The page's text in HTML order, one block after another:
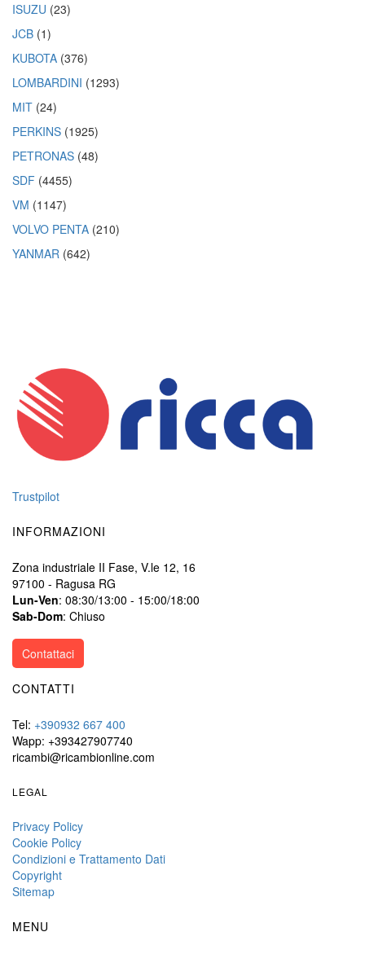
ISUZU (23)
JCB (1)
KUBOTA (376)
LOMBARDINI (1293)
MIT (24)
PERKINS (1925)
PETRONAS (48)
SDF (4455)
VM (1147)
VOLVO PENTA (210)
YANMAR (642)
Trustpilot
INFORMAZIONI
Zona industriale II Fase, V.le 12, 16
97100 - Ragusa RG
Lun-Ven: 08:30/13:00 - 15:00/18:00
Sab-Dom: Chiuso
Contattaci
CONTATTI
Tel: +390932 667 400
Wapp: +393427907740
ricambi@ricambionline.com
LEGAL
Privacy Policy
Cookie Policy
Condizioni e Trattamento Dati
Copyright
Sitemap
MENU